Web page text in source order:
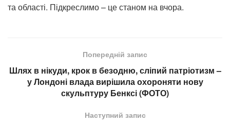
та області. Підкреслимо – це станом на вчора.
Попередній запис
Шлях в нікуди, крок в безодню, сліпий патріотизм –
у Лондоні влада вирішила охороняти нову
скульптуру Бенксі (ФОТО)
Наступний запис